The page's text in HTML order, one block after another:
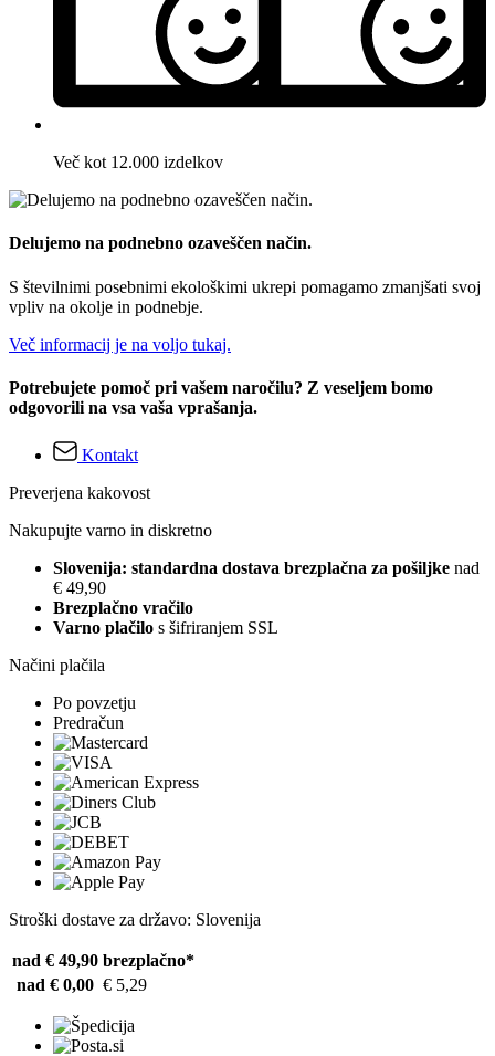
Več kot 12.000 izdelkov
Delujemo na podnebno ozaveščen način.
S številnimi posebnimi ekološkimi ukrepi pomagamo zmanjšati svoj
vpliv na okolje in podnebje.
Več informacij je na voljo tukaj.
Potrebujete pomoč pri vašem naročilu? Z veseljem bomo
odgovorili na vsa vaša vprašanja.
Kontakt
Preverjena kakovost
Nakupujte varno in diskretno
Slovenija: standardna dostava brezplačna za pošiljke nad
€ 49,90
Brezplačno vračilo
Varno plačilo s šifriranjem SSL
Načini plačila
Po povzetju
Predračun
Stroški dostave za državo: Slovenija
nad € 49,90 brezplačno*
nad € 0,00 € 5,29